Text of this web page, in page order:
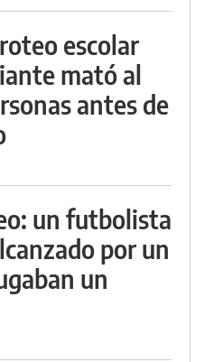
escolar
mató al
antes de
un futbolista
por un
un